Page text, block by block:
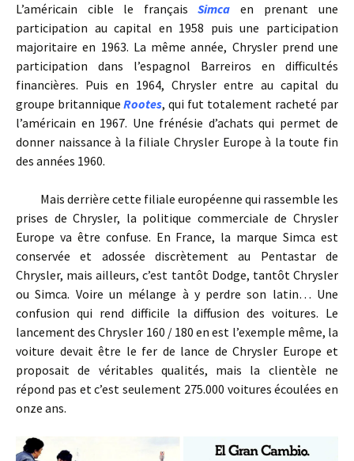
L’américain cible le français Simca en prenant une
participation au capital en 1958 puis une participation
majoritaire en 1963. La même année, Chrysler prend une
participation dans l’espagnol Barreiros en difficultés
financières. Puis en 1964, Chrysler entre au capital du
groupe britannique Rootes, qui fut totalement racheté par
l’américain en 1967. Une frénésie d’achats qui permet de
donner naissance à la filiale Chrysler Europe à la toute fin
des années 1960.
Mais derrière cette filiale européenne qui rassemble les
prises de Chrysler, la politique commerciale de Chrysler
Europe va être confuse. En France, la marque Simca est
conservée et adossée discrètement au Pentastar de
Chrysler, mais ailleurs, c’est tantôt Dodge, tantôt Chrysler
ou Simca. Voire un mélange à y perdre son latin… Une
confusion qui rend difficile la diffusion des voitures. Le
lancement des Chrysler 160 / 180 en est l’exemple même, la
voiture devait être le fer de lance de Chrysler Europe et
proposait de véritables qualités, mais la clientèle ne
répond pas et c’est seulement 275.000 voitures écoulées en
onze ans.